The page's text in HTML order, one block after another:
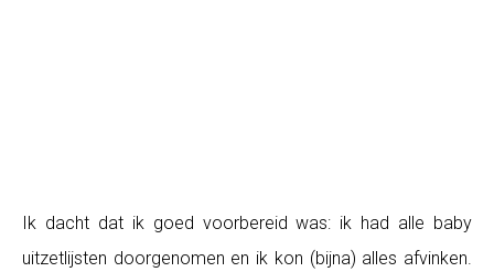
Ik dacht dat ik goed voorbereid was: ik had alle baby
uitzetlijsten doorgenomen en ik kon (bijna) alles afvinken.